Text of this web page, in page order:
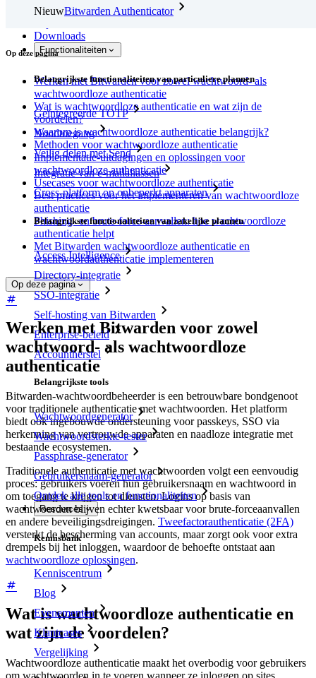
NieuwBitwarden Authenticator
Downloads
Functionaliteiten
Belangrijkste functionaliteiten van particuliere plannen
Geïntegreerde TOTP
Noodtoegang
Veilig delen met Send
Integratie van e-mailaliassen
Cross-platform op onbeperkt apparaten
Belangrijkste functionaliteiten van zakelijke plannen
Access Intelligence
Directory-integratie
SSO-integratie
Self-hosting van Bitwarden
Enterprise-beleid
Accountherstel
Belangrijkste tools
Wachtwoordgenerator
Wachtwoordsterkte-tester
Passphrase-generator
Gebruikersnaam-generator
Ontdek alle tools en functionaliteiten
Resources
Kennisbank
Kenniscentrum
Blog
Evenementen
Klantcases
Vergelijking
Op deze pagina
Werken met Bitwarden voor zowel wachtwoord- als
wachtwoordloze authenticatie
Wat is wachtwoordloze authenticatie en wat zijn de
voordelen?
Waarom is wachtwoordloze authenticatie belangrijk?
Methoden voor wachtwoordloze authenticatie
Implementatie-uitdagingen en oplossingen voor
wachtwoordloze authenticatie
Usecases voor wachtwoordloze authenticatie
Best practices voor het implementeren van wachtwoordloze
authenticatie
Phishing- en brute-force-aanvallen: hoe wachtwoordloze
authenticatie helpt
Met Bitwarden wachtwoordloze authenticatie en
wachtwoordauthenticatie implementeren
Op deze pagina
Werken met Bitwarden voor zowel
wachtwoord- als wachtwoordloze
authenticatie
Bitwarden-wachtwoordbeheerder is een betrouwbare bondgenoot
voor traditionele authenticatie met wachtwoorden. Het platform
biedt ook ingebouwde ondersteuning voor passkeys, SSO via
herkenning van vertrouwde apparaten en naadloze integratie met
bestaande ecosystemen.
Traditionele authenticatie met wachtwoorden volgt een eenvoudig
proces: gebruikers voeren hun gebruikersnaam en wachtwoord in
om toegang te krijgen tot diensten. Logins op basis van
wachtwoorden blijven echter kwetsbaar voor brute-forceaanvallen
en andere beveiligingsdreigingen. Tweefactorauthenticatie (2FA)
versterkt de bescherming van accounts, maar zorgt ook voor extra
drempels bij het inloggen, waardoor de behoefte ontstaat aan
wachtwoordloze oplossingen.
Wat is wachtwoordloze authenticatie en
wat zijn de voordelen?
Wachtwoordloze authenticatie maakt het overbodig voor gebruikers